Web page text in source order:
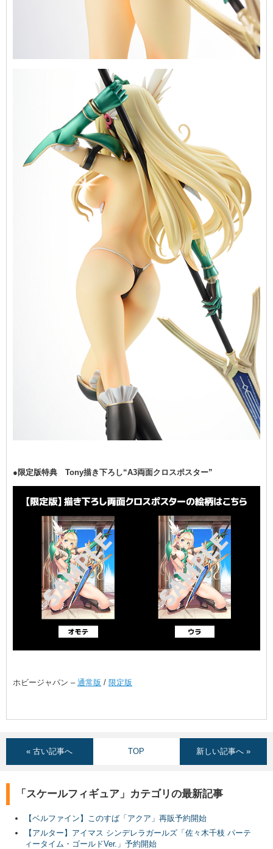
●限定版特典 Tony描き下ろし“A3両面クロスポスター”
ホビージャパン – 通常版 / 限定版
« 古い記事へ TOP 新しい記事へ »
「スケールフィギュア」カテゴリの最新記事
【ベルファイン】このすば「アクア」再販予約開始
【アルター】アイマス シンデレラガールズ「佐々木千枝 パーテ
ィータイム・ゴールドVer.」予約開始